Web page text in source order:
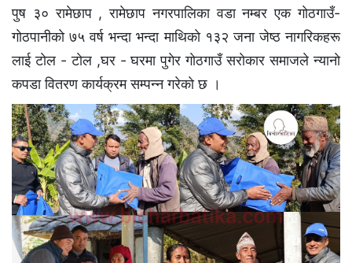
पुष ३० रामेछाप , रामेछाप नगरपालिका वडा नम्बर एक गाेठगाउँ-
गाेठपानीकाे ७५ वर्ष भन्दा भन्दा माथिकाे १३२ जना जेष्ठ नागरिकहरू
लाई टाेल - टाेल ,घर - घरमा पुगेर गाेठगाउँ सराेकार समाजले न्यानाे
कपडा वितरण कार्यक्रम सम्पन्न गरेकाे छ ।